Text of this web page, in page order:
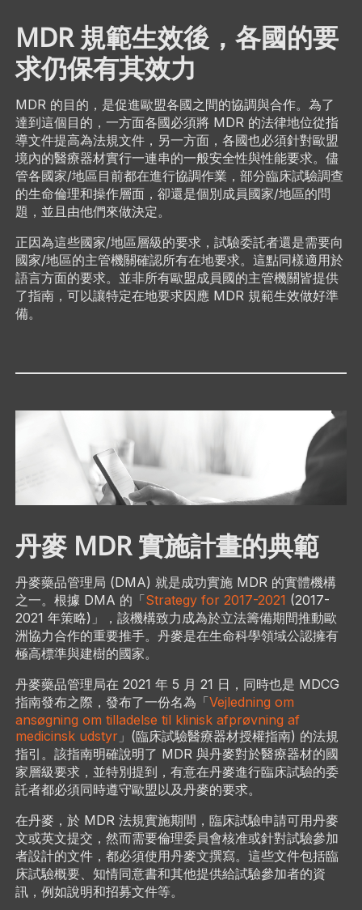
MDR 規範生效後，各國的要
求仍保有其效力
MDR 的目的，是促進歐盟各國之間的協調與合作。為了
達到這個目的，一方面各國必須將 MDR 的法律地位從指
導文件提高為法規文件，另一方面，各國也必須針對歐盟
境內的醫療器材實行一連串的一般安全性與性能要求。儘
管各國家/地區目前都在進行協調作業，部分臨床試驗調查
的生命倫理和操作層面，卻還是個別成員國家/地區的問
題，並且由他們來做決定。
正因為這些國家/地區層級的要求，試驗委託者還是需要向
國家/地區的主管機關確認所有在地要求。這點同樣適用於
語言方面的要求。並非所有歐盟成員國的主管機關皆提供
了指南，可以讓特定在地要求因應 MDR 規範生效做好準
備。
丹麥 MDR 實施計畫的典範
丹麥藥品管理局 (DMA) 就是成功實施 MDR 的實體機構
之一。根據 DMA 的「Strategy for 2017-2021 (2017-
2021 年策略)」，該機構致力成為於立法籌備期間推動歐
洲協力合作的重要推手。丹麥是在生命科學領域公認擁有
極高標準與建樹的國家。
丹麥藥品管理局在 2021 年 5 月 21 日，同時也是 MDCG
指南發布之際，發布了一份名為「Vejledning om
ansøgning om tilladelse til klinisk afprøvning af
medicinsk udstyr」(臨床試驗醫療器材授權指南) 的法規
指引。該指南明確說明了 MDR 與丹麥對於醫療器材的國
家層級要求，並特別提到，有意在丹麥進行臨床試驗的委
託者都必須同時遵守歐盟以及丹麥的要求。
在丹麥，於 MDR 法規實施期間，臨床試驗申請可用丹麥
文或英文提交，然而需要倫理委員會核准或針對試驗參加
者設計的文件，都必須使用丹麥文撰寫。這些文件包括臨
床試驗概要、知情同意書和其他提供給試驗參加者的資
訊，例如說明和招募文件等。